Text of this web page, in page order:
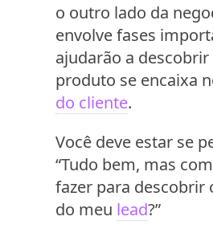
o outro lado da
envolve fases
ajudarão a
produto se encaixa
do cliente.
Você deve estar se
“Tudo bem, mas
fazer para descobrir
do meu lead?”